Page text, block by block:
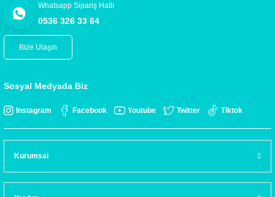
Whatsapp Sipariş Hattı
0536 326 33 64
Bize Ulaşın
Sosyal Medyada Biz
Instagram Facebook Youtube Twitter Tiktok
Kurumsal